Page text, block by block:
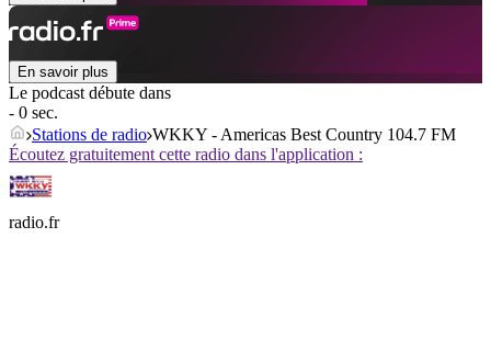
En savoir plus
Le podcast débute dans
- 0 sec.
Stations de radio WKKY - Americas Best Country 104.7 FM
Écoutez gratuitement cette radio dans l'application :
radio.fr